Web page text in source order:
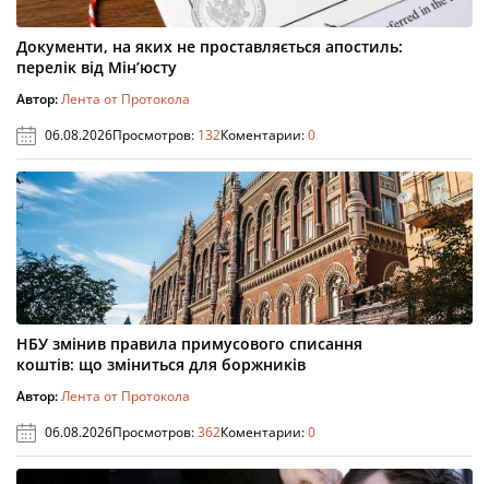
Документи, на яких не проставляється апостиль:
перелік від Мін’юсту
Автор:Лента от Протокола
06.08.2026Просмотров: 132Коментарии:0
НБУ змінив правила примусового списання
коштів: що зміниться для боржників
Автор:Лента от Протокола
06.08.2026Просмотров:362Коментарии:0